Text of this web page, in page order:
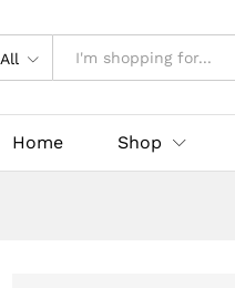
All
Home Shop